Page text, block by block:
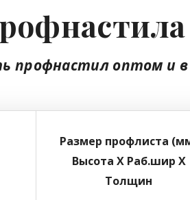
профнастил оптом и в
Размер профлиста
Высота Х Раб.шир Х
Толщин